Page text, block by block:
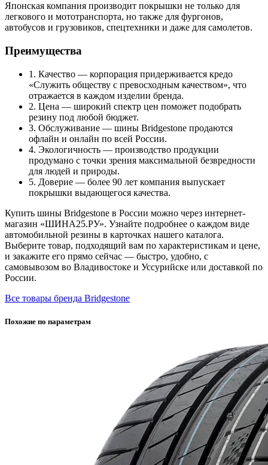
Японская компания производит покрышки не только для
легкового и мототранспорта, но также для фургонов,
автобусов и грузовиков, спецтехники и даже для самолетов.
Преимущества
1. Качество — корпорация придерживается кредо
«Служить обществу с превосходным качеством», что
отражается в каждом изделии бренда.
2. Цена — широкий спектр цен поможет подобрать
резину под любой бюджет.
3. Обслуживание — шины Bridgestone продаются
офлайн и онлайн по всей России.
4. Экологичность — производство продукции
продумано с точки зрения максимальной безвредности
для людей и природы.
5. Доверие — более 90 лет компания выпускает
покрышки выдающегося качества.
Купить шины Bridgestone в России можно через интернет-
магазин «ШИНА25.РУ». Узнайте подробнее о каждом виде
автомобильной резины в карточках нашего каталога.
Выберите товар, подходящий вам по характеристикам и цене,
и закажите его прямо сейчас — быстро, удобно, с
самовывозом во Владивостоке и Уссурийске или доставкой по
России.
Все товары бренда Bridgestone
Похожие по параметрам